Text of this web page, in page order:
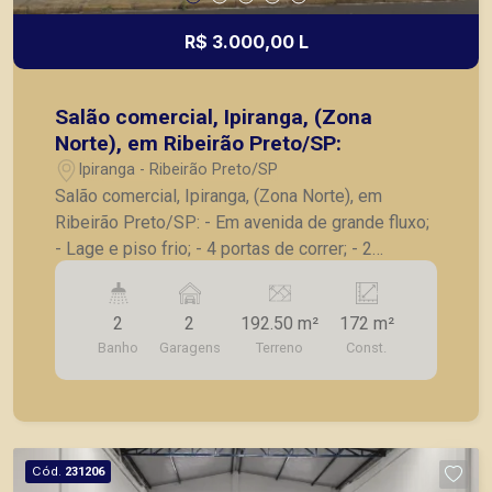
R$ 3.000,00 L
Salão comercial, Ipiranga, (Zona
Norte), em Ribeirão Preto/SP:
Ipiranga - Ribeirão Preto/SP
Salão comercial, Ipiranga, (Zona Norte), em
Ribeirão Preto/SP: - Em avenida de grande fluxo;
- Lage e piso frio; - 4 portas de correr; - 2
banheiros; - Copa; A Piramid tem como objetivo
atender seus clientes com agilidade e segurança,
em locação, vendas de imóveis prontos, usados
ou mesmo nos principais lançamentos da cidade
de Ribeirão Preto.
2
Banho
2
Garagens
192.50 m²
Terreno
172 m²
Const.
Cód. 231206